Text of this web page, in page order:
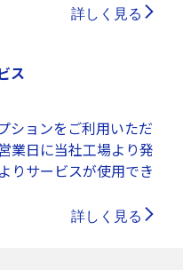
詳しく見る
ス
ションをご利用いただ
業日に当社工場より発
りサービスが使用でき
詳しく見る